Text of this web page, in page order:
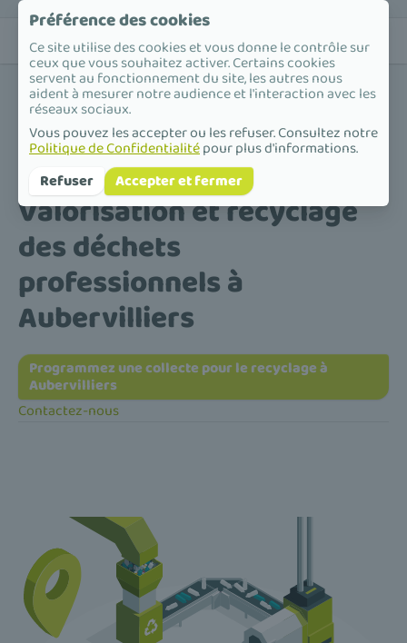
Accueil /Valorisation et recyclage des déchets professionnels /
Île-de-France / Seine-Saint-Denis /Aubervilliers
Valorisation et recyclage
des déchets
professionnels à
Aubervilliers
Programmez une collecte pour le recyclage à
Aubervilliers
Contactez-nous
Préférence des cookies
Ce site utilise des cookies et vous donne le contrôle sur
ceux que vous souhaitez activer. Certains cookies
servent au fonctionnement du site, les autres nous
aident à mesurer notre audience et l'interaction avec les
réseaux sociaux.
Vous pouvez les accepter ou les refuser. Consultez notre
Politique de Confidentialitépour plus d'informations.
Refuser
Accepter et fermer